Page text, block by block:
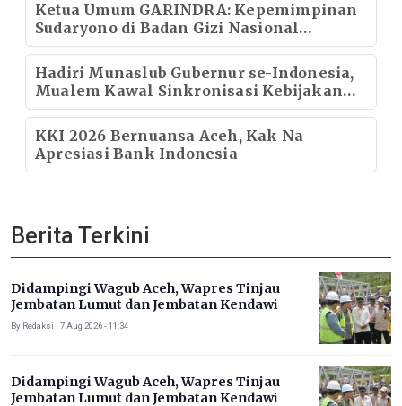
Ketua Umum GARINDRA: Kepemimpinan
Sudaryono di Badan Gizi Nasional
Menentukan Kualitas Generasi dan Arah
Pembangunan Indonesia
Hadiri Munaslub Gubernur se-Indonesia,
Mualem Kawal Sinkronisasi Kebijakan
Strategis Nasional
KKI 2026 Bernuansa Aceh, Kak Na
Apresiasi Bank Indonesia
Berita Terkini
Didampingi Wagub Aceh, Wapres Tinjau
Jembatan Lumut dan Jembatan Kendawi
By Redaksi . 7 Aug 2026 - 11:34
Didampingi Wagub Aceh, Wapres Tinjau
Jembatan Lumut dan Jembatan Kendawi